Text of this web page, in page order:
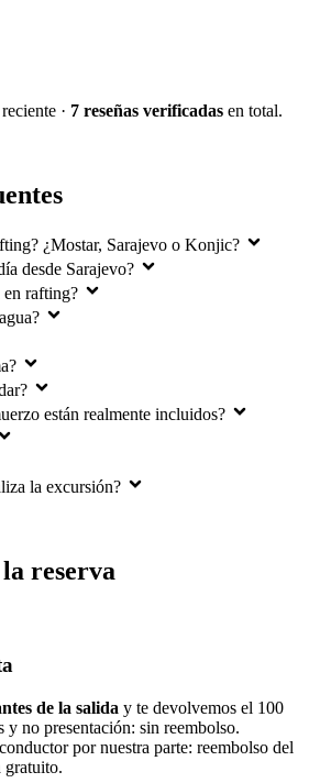
· 7 reseñas verificadas en total.
¿Mostar, Sarajevo o Konjic?
desde Sarajevo?
en rafting?
están realmente incluidos?
la excursión?
reserva
de la salida y te devolvemos el 100
y no presentación: sin reembolso.
por nuestra parte: reembolso del
gratuito.